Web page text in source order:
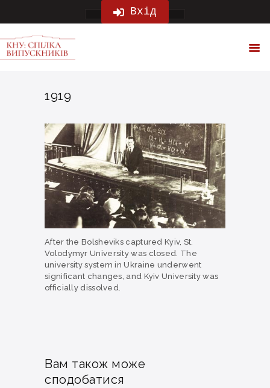
Вхід
ПРО НАС
ПРО КНУ
НОВИНИ
КОНТАКТИ
1919
After the Bolsheviks captured Kyiv, St.
Volodymyr University was closed. The
university system in Ukraine underwent
significant changes, and Kyiv University was
officially dissolved.
Вам також може
сподобатися